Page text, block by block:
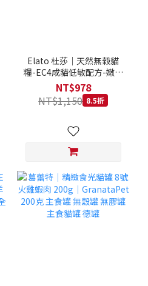
Elato 杜莎｜天然無榖貓
糧-EC4成貓低敏配方-嫩羊
野鹿 1.5kg｜杜莎 天然無
榖貓糧系列 貓糧
NT$978
NT$1,150 8.5折